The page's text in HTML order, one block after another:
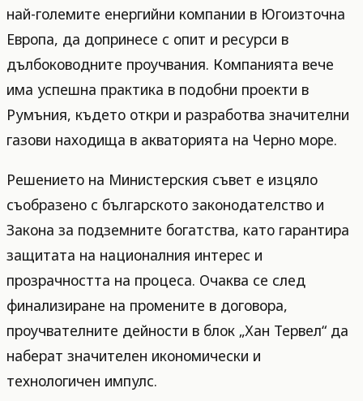
най-големите енергийни компании в Югоизточна
Европа, да допринесе с опит и ресурси в
дълбоководните проучвания. Компанията вече
има успешна практика в подобни проекти в
Румъния, където откри и разработва значителни
газови находища в акваторията на Черно море.
Решението на Министерския съвет е изцяло
съобразено с българското законодателство и
Закона за подземните богатства, като гарантира
защитата на националния интерес и
прозрачността на процеса. Очаква се след
финализиране на промените в договора,
проучвателните дейности в блок „Хан Тервел“ да
наберат значителен икономически и
технологичен импулс.